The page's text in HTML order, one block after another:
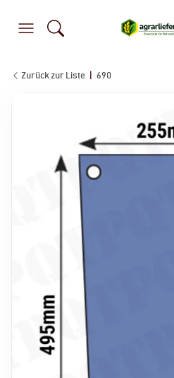
Zurück zur Liste 690